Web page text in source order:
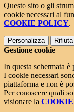
Questo sito o gli
cookie necessari al
COOKIE POLICY.
Personalizza
Gestione cookie
In questa schermata
I cookie necessari
piattaforma e non è
Per conoscere quali
visionare la